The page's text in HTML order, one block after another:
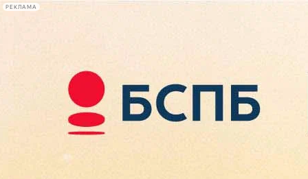
РЕКЛАМА
Сегодня:
2026.08.10
09:07
Афиша Plus